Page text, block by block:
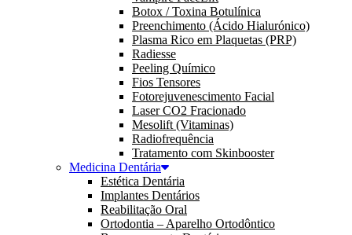
Botox / Toxina Botulínica
Preenchimento (Ácido Hialurónico)
Plasma Rico em Plaquetas (PRP)
Radiesse
Peeling Químico
Fios Tensores
Fotorejuvenescimento Facial
Laser CO2 Fracionado
Mesolift (Vitaminas)
Radiofrequência
Tratamento com Skinbooster
Medicina Dentária
Estética Dentária
Implantes Dentários
Reabilitação Oral
Ortodontia – Aparelho Ortodôntico